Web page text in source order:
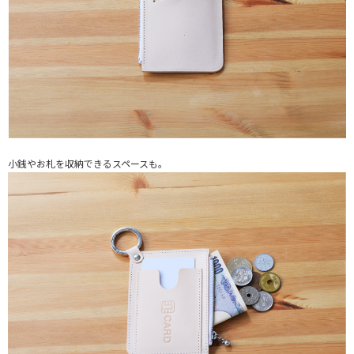
小銭やお札を収納できるスペースも。